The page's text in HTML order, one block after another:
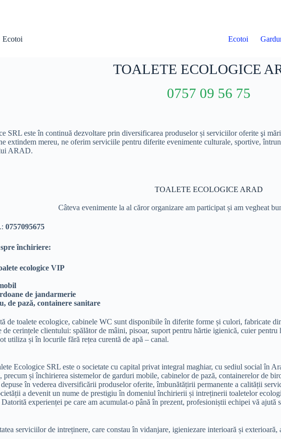
Ecotoi Ecotoi
TOALETE ECOLOGICE
0757 09 56 75
SRL este în continuă dezvoltare prin diversificarea produselor și serviciilor oferite şi
extindem mereu, ne oferim serviciile pentru diferite evenimente culturale, sportive,
ARAD.
TOALETE ECOLOGICE ARAD​
Câteva evenimente la al căror organizare am participat și am vegheat
0757095675
închiriere:
ecologice VIP
de jandarmerie
de pază, containere sanitare
de toalete ecologice, cabinele WC sunt disponibile în diferite forme și culori, fabricate
cerințele clientului: spălător de mâini, pisoar, suport pentru hărtie igienică, cuier
utiliza și în locurile fără rețea curentă de apă – canal.
Ecologice SRL este o societate cu capital privat integral maghiar, cu sediul social în
și închirierea sistemelor de garduri mobile, cabinelor de pază, containerelor de
în vederea diversificării produselor oferite, îmbunătățirii permanente a calității
a devenit un nume de prestigiu în domeniul închirierii și intreținerii toaletelor
experienței pe care am acumulat-o până în prezent, profesioniștii echipei vă
serviciilor de intreținere, care constau în vidanjare, igieniezare interioară și